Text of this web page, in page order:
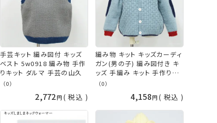
手芸キット 編み図付 キッズ
ベスト 5w0918 編み物 手作
りキット ダルマ 手芸の山久
（0）
2,772 税込
編み物 キット キッズカーディ
ガン(男の子) 編み図付き キ
ッズ 手編み キット 手作りキ
ット ダルマ 手芸の山久
（0）
4,158 税込